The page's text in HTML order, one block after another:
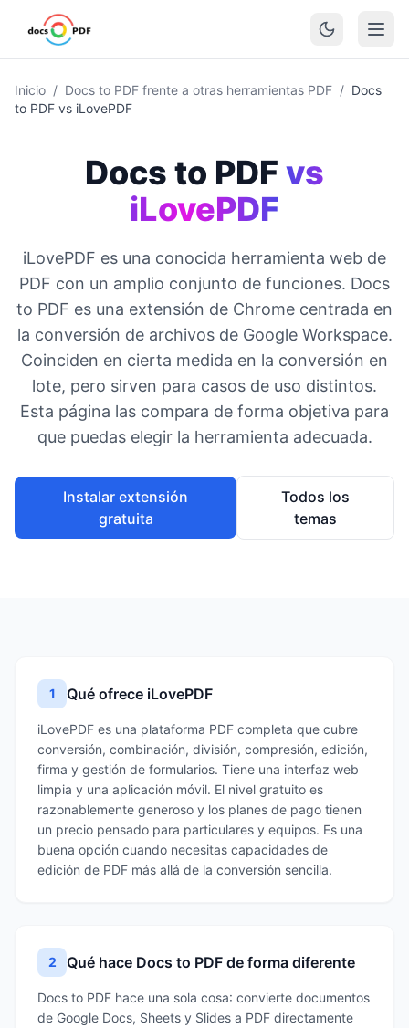
Inicio / Docs to PDF frente a otras herramientas PDF / Docs
to PDF vs iLovePDF
Docs to PDF vs
iLovePDF
iLovePDF es una conocida herramienta web de
PDF con un amplio conjunto de funciones. Docs
to PDF es una extensión de Chrome centrada en
la conversión de archivos de Google Workspace.
Coinciden en cierta medida en la conversión en
lote, pero sirven para casos de uso distintos.
Esta página las compara de forma objetiva para
que puedas elegir la herramienta adecuada.
Instalar extensión
gratuita
Todos los
temas
1 Qué ofrece iLovePDF
iLovePDF es una plataforma PDF completa que cubre
conversión, combinación, división, compresión, edición,
firma y gestión de formularios. Tiene una interfaz web
limpia y una aplicación móvil. El nivel gratuito es
razonablemente generoso y los planes de pago tienen
un precio pensado para particulares y equipos. Es una
buena opción cuando necesitas capacidades de
edición de PDF más allá de la conversión sencilla.
2 Qué hace Docs to PDF de forma diferente
Docs to PDF hace una sola cosa: convierte documentos
de Google Docs, Sheets y Slides a PDF directamente